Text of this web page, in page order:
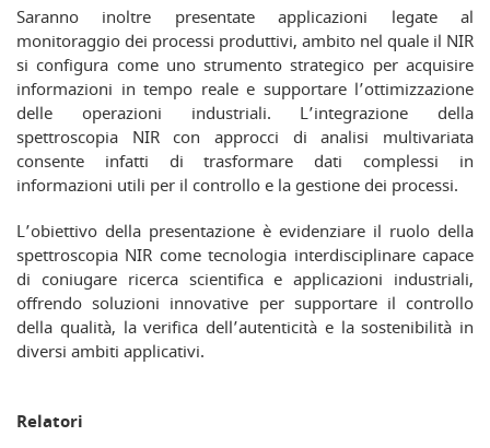
Saranno inoltre presentate applicazioni legate al
monitoraggio dei processi produttivi, ambito nel quale il NIR
si configura come uno strumento strategico per acquisire
informazioni in tempo reale e supportare l’ottimizzazione
delle operazioni industriali. L’integrazione della
spettroscopia NIR con approcci di analisi multivariata
consente infatti di trasformare dati complessi in
informazioni utili per il controllo e la gestione dei processi.
L’obiettivo della presentazione è evidenziare il ruolo della
spettroscopia NIR come tecnologia interdisciplinare capace
di coniugare ricerca scientifica e applicazioni industriali,
offrendo soluzioni innovative per supportare il controllo
della qualità, la verifica dell’autenticità e la sostenibilità in
diversi ambiti applicativi.
Relatori